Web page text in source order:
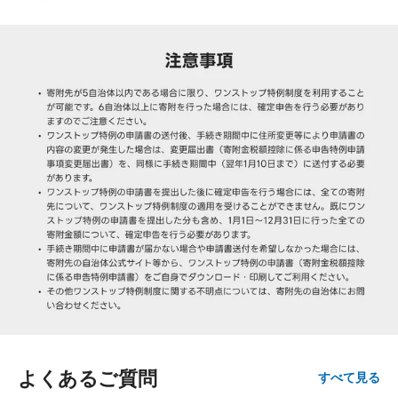
よくあるご質問 すべて見る